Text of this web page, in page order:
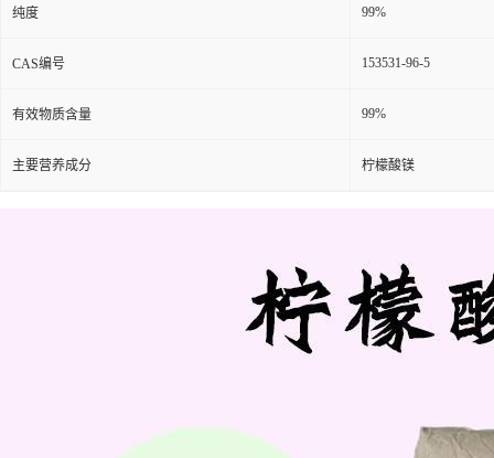
纯度 99%
CAS编号 153531-96-5
有效物质含量 99%
主要营养成分 柠檬酸镁